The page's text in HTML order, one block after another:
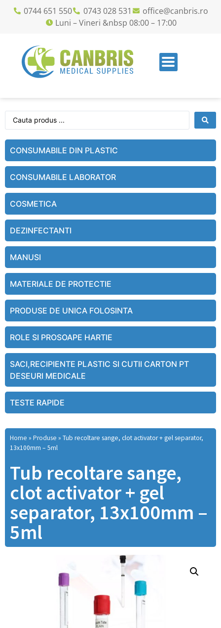
0744 651 550 0743 028 531
office@canbris.ro
Luni – Vineri &nbsp 08:00 – 17:00
CONSUMABILE DIN PLASTIC
CONSUMABILE LABORATOR
COSMETICA
DEZINFECTANTI
MANUSI
MATERIALE DE PROTECTIE
PRODUSE DE UNICA FOLOSINTA
ROLE SI PROSOAPE HARTIE
SACI,RECIPIENTE PLASTIC SI CUTII CARTON PT
DESEURI MEDICALE
TESTE RAPIDE
Home » Produse » Tub recoltare sange, clot activator + gel separator,
13x100mm – 5ml
Tub recoltare sange,
clot activator + gel
separator, 13x100mm –
5ml